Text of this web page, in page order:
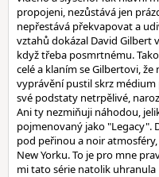
propojeni, nezůstává jen
nepřestává překvapovat a
vztahů dokázal David Gilbert
když třeba posmrtnému.
celé a klaním se Gilbertovi,
vyprávění pustil skrz
své podstaty netrpělivé,
Ani ty nezmiňuji náhodou,
pojmenovaný jako "Legacy".
pod peřinou a noir
New Yorku. To je pro mne
mi tato série natolik uhranula